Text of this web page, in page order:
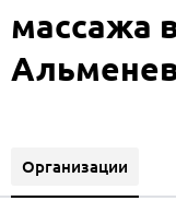
массажа
Организации